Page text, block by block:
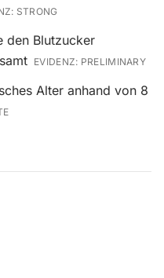
STRONG
den Blutzucker
EVIDENZ: PRELIMINARY
Alter anhand von 8